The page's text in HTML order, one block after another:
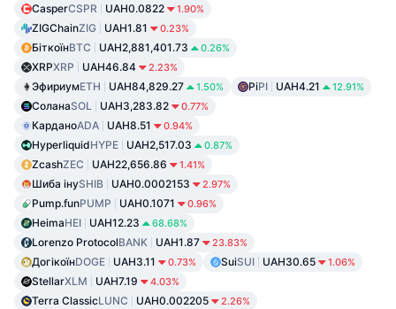
CasperCSPR UAH0.0822 1.90%
ZIGChainZIG UAH1.81 0.23%
БіткоїнBTC UAH2,881,401.73 0.26%
XRPXRP UAH46.84 2.23%
ЭфириумETH UAH84,829.27 1.50% PiPI UAH4.21 12.91%
СоланаSOL UAH3,283.82 0.77%
КарданоADA UAH8.51 0.94%
HyperliquidHYPE UAH2,517.03 0.87%
ZcashZEC UAH22,656.86 1.41%
Шиба інуSHIB UAH0.0002153 2.97%
Pump.funPUMP UAH0.1071 0.96%
HeimaHEI UAH12.23 68.68%
Lorenzo ProtocolBANK UAH1.87 23.83%
ДогікоїнDOGE UAH3.11 0.73% SuiSUI UAH30.65 1.06%
StellarXLM UAH7.19 4.03%
Terra ClassicLUNC UAH0.002205 2.26%